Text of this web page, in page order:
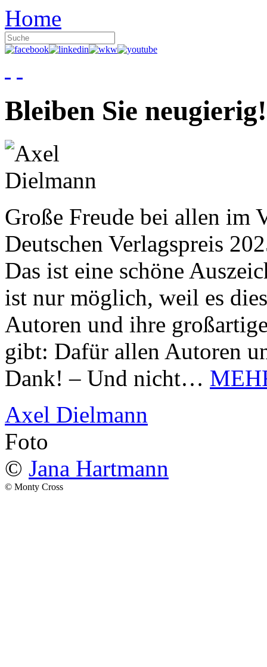
Home
Bleiben Sie neugierig!
Große Freude bei allen im
Deutschen Verlagspreis
Das ist eine schöne
ist nur möglich, weil es
Autoren und ihre
gibt: Dafür allen Autoren
Dank! – Und nicht…
Axel Dielmann
Foto
© Jana Hartmann
© Monty Cross